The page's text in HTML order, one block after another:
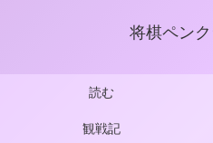
将棋ペン
読む
観戦記